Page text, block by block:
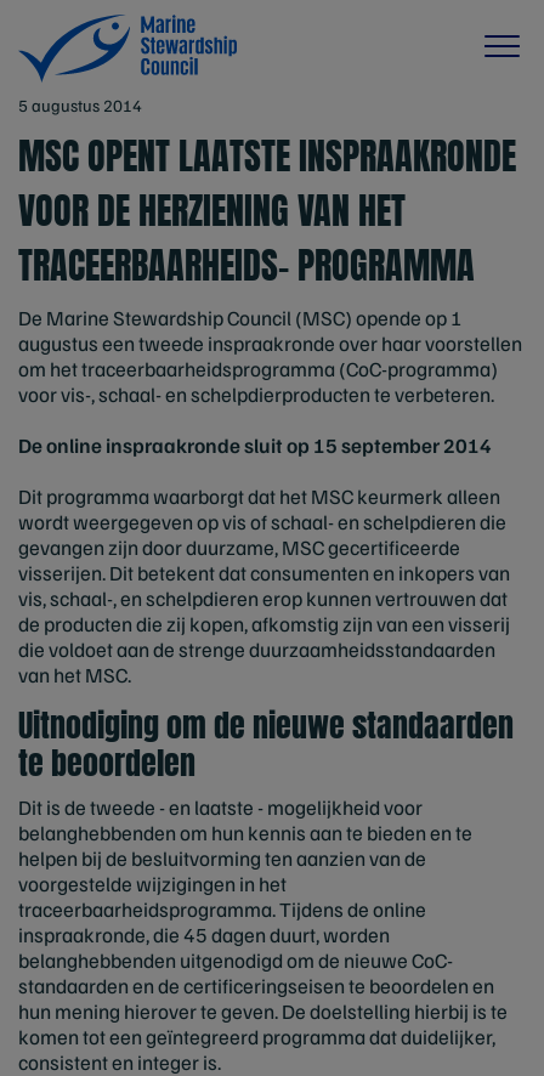
5 augustus 2014
MSC OPENT LAATSTE INSPRAAKRONDE
VOOR DE HERZIENING VAN HET
TRACEERBAARHEIDS- PROGRAMMA
De Marine Stewardship Council (MSC) opende op 1
augustus een tweede inspraakronde over haar voorstellen
om hettraceerbaarheidsprogramma (CoC-programma)
voor vis-, schaal- en schelpdierproducten te verbeteren.
De online inspraakronde sluit op 15 september 2014
Dit programma waarborgt dat het MSC keurmerk alleen
wordt weergegeven op vis of schaal- en schelpdieren die
gevangen zijn door duurzame, MSC gecertificeerde
visserijen. Dit betekent dat consumenten en inkopers van
vis, schaal-, en schelpdieren erop kunnen vertrouwen dat
de producten die zij kopen, afkomstig zijn van een visserij
die voldoet aan de strenge duurzaamheidsstandaarden
van het MSC.
Uitnodiging om de nieuwe standaarden
te beoordelen
Dit is de tweede - en laatste - mogelijkheid voor
belanghebbenden om hun kennis aan te bieden en te
helpen bij de besluitvorming ten aanzien van de
voorgestelde wijzigingen in het
traceerbaarheidsprogramma. Tijdens de online
inspraakronde, die 45 dagen duurt, worden
belanghebbenden uitgenodigd om de nieuwe CoC-
standaarden en de certificeringseisen te beoordelen en
hun mening hierover te geven. De doelstelling hierbij is te
komen tot een geïntegreerd programma dat duidelijker,
consistent en integer is.